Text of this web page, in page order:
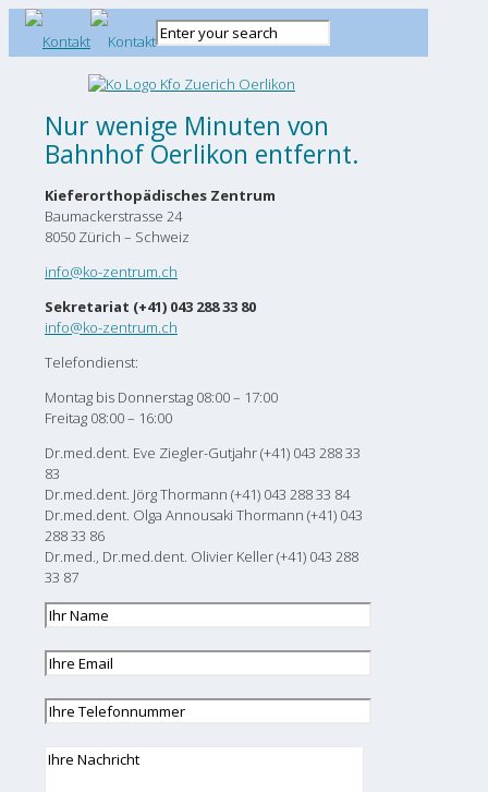
Nur wenige Minuten von
Bahnhof Oerlikon entfernt.
Kieferorthopädisches Zentrum
Baumackerstrasse 24
8050 Zürich – Schweiz
info@ko-zentrum.ch
Sekretariat (+41) 043 288 33 80
info@ko-zentrum.ch
Telefondienst:
Montag bis Donnerstag 08:00 – 17:00
Freitag 08:00 – 16:00
Dr.med.dent. Eve Ziegler-Gutjahr (+41) 043 288 33
83
Dr.med.dent. Jörg Thormann (+41) 043 288 33 84
Dr.med.dent. Olga Annousaki Thormann (+41) 043
288 33 86
Dr.med., Dr.med.dent. Olivier Keller (+41) 043 288
33 87